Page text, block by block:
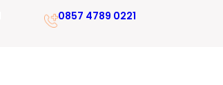
0857 4789 0221